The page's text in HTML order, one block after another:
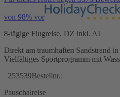
von 98% vor
8-tägige Flugreise, DZ inkl. AI
Direkt am traumhaften Sandstrand
Vielfältiges Sportprogramm mit
253539Bestellnr.:
Pauschalreise